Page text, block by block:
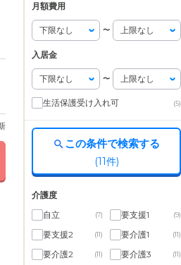
月額費用
〜
入居金
〜
生活保護受け入れ可 (5)
この条件で検索する
(11件)
介護度
自立
(7) 要支援1 (9)
要支援2 (11) 要介護1 (11)
要介護2 (11) 要介護3 (11)